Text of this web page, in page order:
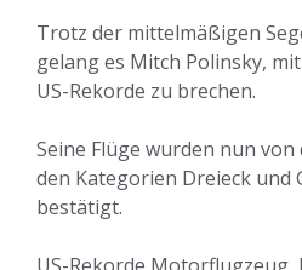
Trotz der mittelmäßigen
gelang es Mitch Polinsky,
US-Rekorde zu brechen.
Seine Flüge wurden nun von
den Kategorien Dreieck und
bestätigt.